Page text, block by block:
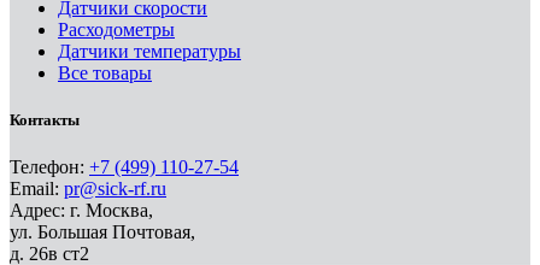
Датчики скорости
Расходометры
Датчики температуры
Все товары
Контакты
Телефон: +7 (499) 110-27-54
Email: pr@sick-rf.ru
Адрес: г. Москва,
ул. Большая Почтовая,
д. 26в ст2